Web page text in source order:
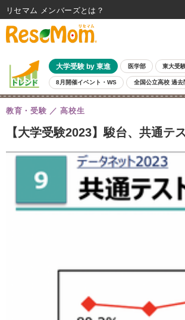
大学受験 by 東進 医学部 東大受
8月開催イベント・WS 全国公立高校 過去
【大学受験2023】駿台、共通
教育・受験 高校生
リセマム メンバーズ